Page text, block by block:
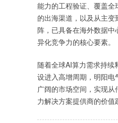
能力的工程验证、覆盖
的出海渠道，以及从主
阵，已具备在海外数据
异化竞争力的核心要素。
随着全球AI算力需求持续
设进入高增周期，明阳
广阔的市场空间，实现
力解决方案提供商的价值